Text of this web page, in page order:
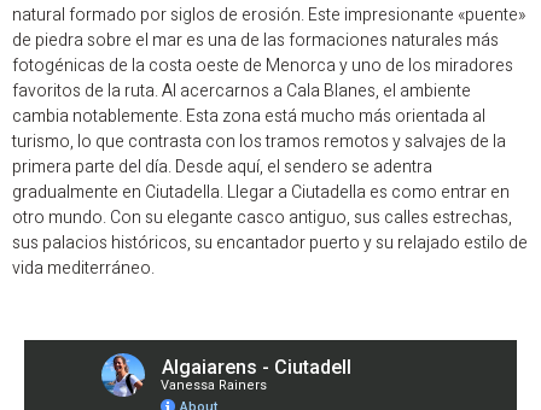
natural formado por siglos de erosión. Este impresionante «puente»
de piedra sobre el mar es una de las formaciones naturales más
fotogénicas de la costa oeste de Menorca y uno de los miradores
favoritos de la ruta. Al acercarnos a Cala Blanes, el ambiente
cambia notablemente. Esta zona está mucho más orientada al
turismo, lo que contrasta con los tramos remotos y salvajes de la
primera parte del día. Desde aquí, el sendero se adentra
gradualmente en Ciutadella. Llegar a Ciutadella es como entrar en
otro mundo. Con su elegante casco antiguo, sus calles estrechas,
sus palacios históricos, su encantador puerto y su relajado estilo de
vida mediterráneo.